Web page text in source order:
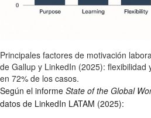
Principales factores de motivación
de Gallup y LinkedIn (2025): flexibilidad
en 72% de los casos.
Según el informe State of the Global
datos de LinkedIn LATAM (2025):